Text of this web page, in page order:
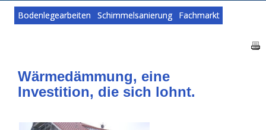
Bodenlegearbeiten Schimmelsanierung Fachmarkt
Wärmedämmung, eine
Investition, die sich lohnt.